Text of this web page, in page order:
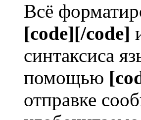
Всё
[code][/code]
синтаксиса
помощью
отправке